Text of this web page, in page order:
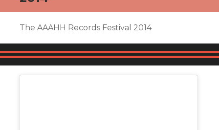
The AAAHH Records Festival 2014